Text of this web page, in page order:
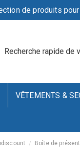
de produits
VÊTEMENTS &
Boîte de